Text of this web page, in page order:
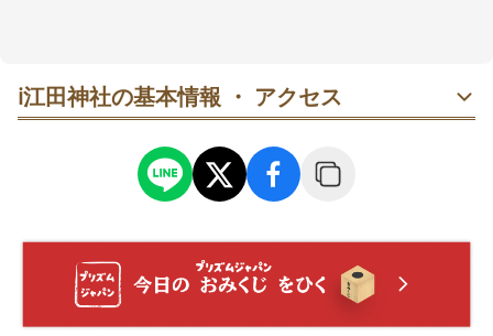
回れます。祈祷の受付もあり、目的に合わせてお願い
しやすいのがうれしい🍃
ℹ️江田神社の基本情報 ・ アクセス